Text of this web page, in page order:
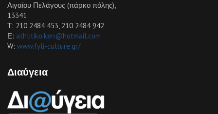
Αιγαίου Πελάγους (πάρκο πόλης),
13341
Τ: 210 2484 453, 210 2484 942
Ε: athlitiko.ken@hotmail.com
W: www.fyli-culture.gr/
Διαύγεια